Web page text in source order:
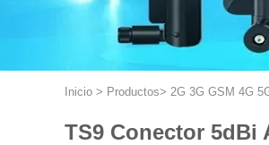
Inicio > Productos> 2G 3G GSM 4G
TS9 Conector 5dBi